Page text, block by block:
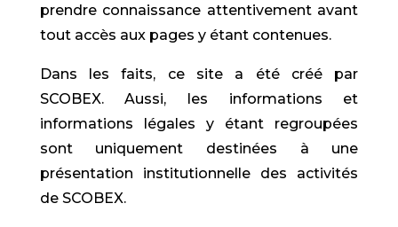
prendre connaissance attentivement avant
tout accès aux pages y étant contenues.
Dans les faits, ce site a été créé par
SCOBEX. Aussi, les informations et
informations légales y étant regroupées
sont uniquement destinées à une
présentation institutionnelle des activités
de SCOBEX.